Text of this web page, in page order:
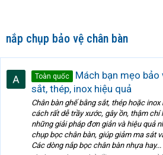
nắp chụp bảo vệ chân bàn
Toàn quốc
Mách bạn mẹo bảo
sắt, thép, inox hiệu quả
Chân bàn ghế bằng sắt, thép hoặc
cách rất dễ trầy xước, gây ồn, thậm
những giải pháp đơn giản và hiệu quả
chụp bọc chân bàn, giúp giảm ma sát
Các dòng nắp bọc chân bàn nhựa hay...